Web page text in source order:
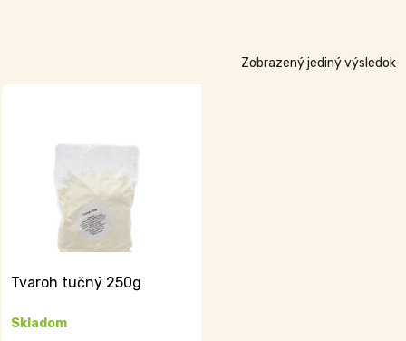
Zobrazený jediný výsledok
Tvaroh tučný 250g
Skladom